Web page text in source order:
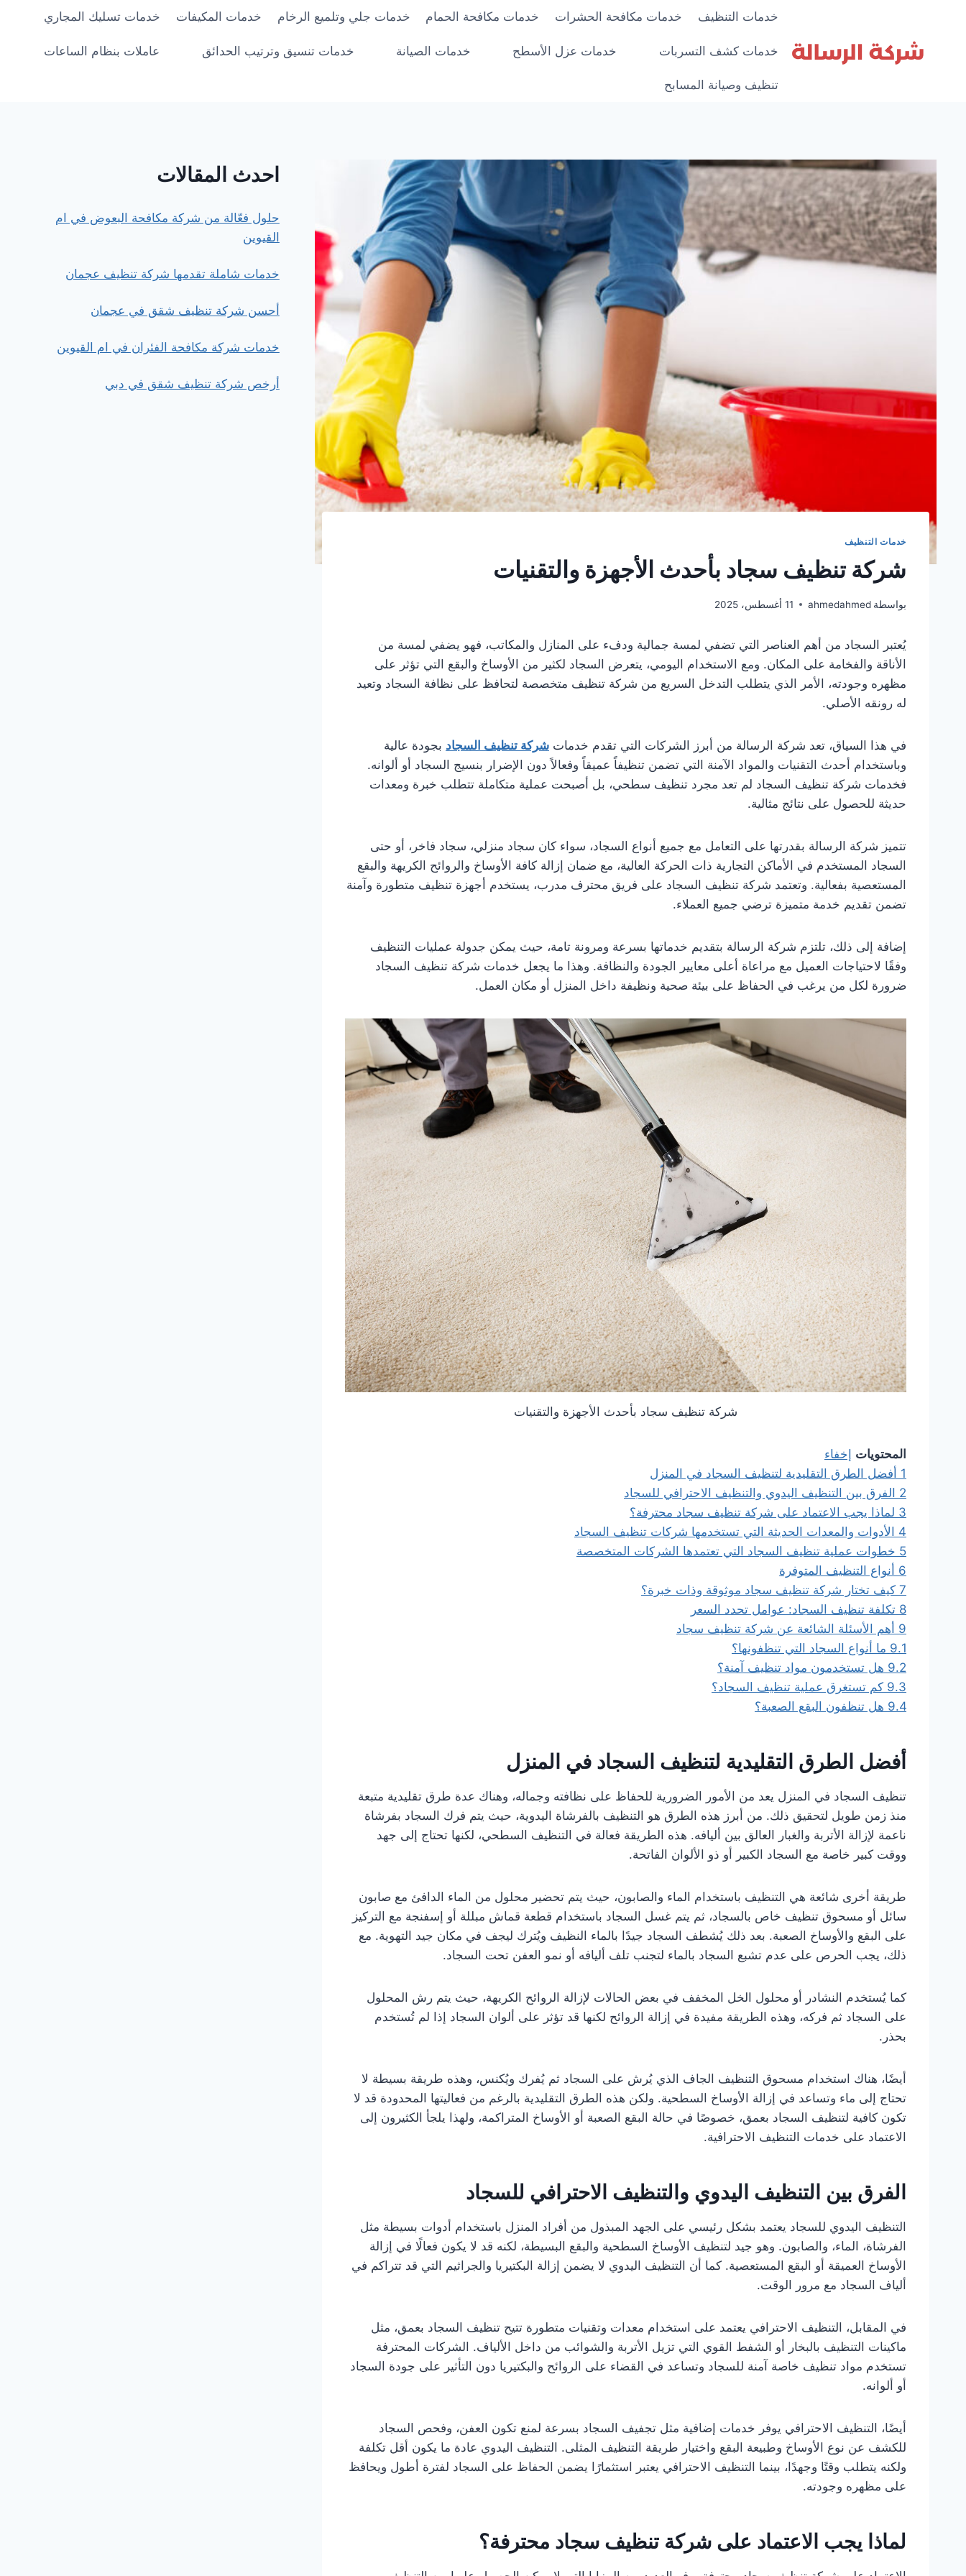
خدمات التنظيف خدمات مكافحة الحشرات خدمات مكافحة الحمام خدمات جلي وتلميع الرخام خدمات المكيفات خدمات تسليك المجاري
خدمات كشف التسربات خدمات عزل الأسطح خدمات الصيانة خدمات تنسيق وترتيب الحدائق عاملات بنظام الساعات
تنظيف وصيانة المسابح
خدمات التنظيف
شركة تنظيف سجاد بأحدث الأجهزة والتقنيات
بواسطة ahmedahmed 11 أغسطس، 2025
يُعتبر السجاد من أهم العناصر التي تضفي لمسة جمالية ودفء على المنازل والمكاتب، فهو يضفي لمسة من
الأناقة والفخامة على المكان. ومع الاستخدام اليومي، يتعرض السجاد لكثير من الأوساخ والبقع التي تؤثر على
مظهره وجودته، الأمر الذي يتطلب التدخل السريع من شركة تنظيف متخصصة لتحافظ على نظافة السجاد وتعيد
له رونقه الأصلي.
في هذا السياق، تعد شركة الرسالة من أبرز الشركات التي تقدم خدماتشركة تنظيف السجاد بجودة عالية
وباستخدام أحدث التقنيات والمواد الآمنة التي تضمن تنظيفاً عميقاً وفعالاً دون الإضرار بنسيج السجاد أو ألوانه.
فخدمات شركة تنظيف السجاد لم تعد مجرد تنظيف سطحي، بل أصبحت عملية متكاملة تتطلب خبرة ومعدات
حديثة للحصول على نتائج مثالية.
تتميز شركة الرسالة بقدرتها على التعامل مع جميع أنواع السجاد، سواء كان سجاد منزلي، سجاد فاخر، أو حتى
السجاد المستخدم في الأماكن التجارية ذات الحركة العالية، مع ضمان إزالة كافة الأوساخ والروائح الكريهة والبقع
المستعصية بفعالية. وتعتمد شركة تنظيف السجاد على فريق محترف مدرب، يستخدم أجهزة تنظيف متطورة وآمنة
تضمن تقديم خدمة متميزة ترضي جميع العملاء.
إضافة إلى ذلك، تلتزم شركة الرسالة بتقديم خدماتها بسرعة ومرونة تامة، حيث يمكن جدولة عمليات التنظيف
وفقًا لاحتياجات العميل مع مراعاة أعلى معايير الجودة والنظافة. وهذا ما يجعل خدمات شركة تنظيف السجاد
ضرورة لكل من يرغب في الحفاظ على بيئة صحية ونظيفة داخل المنزل أو مكان العمل.
شركة تنظيف سجاد بأحدث الأجهزة والتقنيات
المحتويات إخفاء
1 أفضل الطرق التقليدية لتنظيف السجاد في المنزل
2 الفرق بين التنظيف اليدوي والتنظيف الاحترافي للسجاد
3 لماذا يجب الاعتماد على شركة تنظيف سجاد محترفة؟
4 الأدوات والمعدات الحديثة التي تستخدمها شركات تنظيف السجاد
5 خطوات عملية تنظيف السجاد التي تعتمدها الشركات المتخصصة
6 أنواع التنظيف المتوفرة
7 كيف تختار شركة تنظيف سجاد موثوقة وذات خبرة؟
8 تكلفة تنظيف السجاد: عوامل تحدد السعر
9 أهم الأسئلة الشائعة عن شركة تنظيف سجاد
9.1 ما أنواع السجاد التي تنظفونها؟
9.2 هل تستخدمون مواد تنظيف آمنة؟
9.3 كم تستغرق عملية تنظيف السجاد؟
9.4 هل تنظفون البقع الصعبة؟
أفضل الطرق التقليدية لتنظيف السجاد في المنزل
تنظيف السجاد في المنزل يعد من الأمور الضرورية للحفاظ على نظافته وجماله، وهناك عدة طرق تقليدية متبعة
منذ زمن طويل لتحقيق ذلك. من أبرز هذه الطرق هو التنظيف بالفرشاة اليدوية، حيث يتم فرك السجاد بفرشاة
ناعمة لإزالة الأتربة والغبار العالق بين أليافه. هذه الطريقة فعالة في التنظيف السطحي، لكنها تحتاج إلى جهد
ووقت كبير خاصة مع السجاد الكبير أو ذو الألوان الفاتحة.
طريقة أخرى شائعة هي التنظيف باستخدام الماء والصابون، حيث يتم تحضير محلول من الماء الدافئ مع صابون
سائل أو مسحوق تنظيف خاص بالسجاد، ثم يتم غسل السجاد باستخدام قطعة قماش مبللة أو إسفنجة مع التركيز
على البقع والأوساخ الصعبة. بعد ذلك يُشطف السجاد جيدًا بالماء النظيف ويُترك ليجف في مكان جيد التهوية. مع
ذلك، يجب الحرص على عدم تشبع السجاد بالماء لتجنب تلف أليافه أو نمو العفن تحت السجاد.
كما يُستخدم النشادر أو محلول الخل المخفف في بعض الحالات لإزالة الروائح الكريهة، حيث يتم رش المحلول
على السجاد ثم فركه، وهذه الطريقة مفيدة في إزالة الروائح لكنها قد تؤثر على ألوان السجاد إذا لم تُستخدم
بحذر.
أيضًا، هناك استخدام مسحوق التنظيف الجاف الذي يُرش على السجاد ثم يُفرك ويُكنس، وهذه طريقة بسيطة لا
تحتاج إلى ماء وتساعد في إزالة الأوساخ السطحية. ولكن هذه الطرق التقليدية بالرغم من فعاليتها المحدودة قد لا
تكون كافية لتنظيف السجاد بعمق، خصوصًا في حالة البقع الصعبة أو الأوساخ المتراكمة، ولهذا يلجأ الكثيرون إلى
الاعتماد على خدمات التنظيف الاحترافية.
الفرق بين التنظيف اليدوي والتنظيف الاحترافي للسجاد
التنظيف اليدوي للسجاد يعتمد بشكل رئيسي على الجهد المبذول من أفراد المنزل باستخدام أدوات بسيطة مثل
الفرشاة، الماء، والصابون. وهو جيد لتنظيف الأوساخ السطحية والبقع البسيطة، لكنه قد لا يكون فعالًا في إزالة
الأوساخ العميقة أو البقع المستعصية. كما أن التنظيف اليدوي لا يضمن إزالة البكتيريا والجراثيم التي قد تتراكم في
ألياف السجاد مع مرور الوقت.
في المقابل، التنظيف الاحترافي يعتمد على استخدام معدات وتقنيات متطورة تتيح تنظيف السجاد بعمق، مثل
ماكينات التنظيف بالبخار أو الشفط القوي التي تزيل الأتربة والشوائب من داخل الألياف. الشركات المحترفة
تستخدم مواد تنظيف خاصة آمنة للسجاد وتساعد في القضاء على الروائح والبكتيريا دون التأثير على جودة السجاد
أو ألوانه.
أيضًا، التنظيف الاحترافي يوفر خدمات إضافية مثل تجفيف السجاد بسرعة لمنع تكون العفن، وفحص السجاد
للكشف عن نوع الأوساخ وطبيعة البقع واختيار طريقة التنظيف المثلى. التنظيف اليدوي عادة ما يكون أقل تكلفة
ولكنه يتطلب وقتًا وجهدًا، بينما التنظيف الاحترافي يعتبر استثمارًا يضمن الحفاظ على السجاد لفترة أطول ويحافظ
على مظهره وجودته.
لماذا يجب الاعتماد على شركة تنظيف سجاد محترفة؟
احدث المقالات
حلول فعّالة من شركة مكافحة البعوض في ام
القيوين
خدمات شاملة تقدمها شركة تنظيف عجمان
أحسن شركة تنظيف شقق في عجمان
خدمات شركة مكافحة الفئران في ام القيوين
أرخص شركة تنظيف شقق في دبي